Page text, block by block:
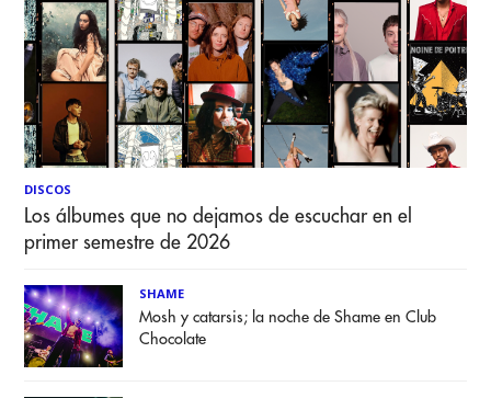
DISCOS
Los álbumes que no dejamos de escuchar en el
primer semestre de 2026
SHAME
Mosh y catarsis; la noche de Shame en Club
Chocolate